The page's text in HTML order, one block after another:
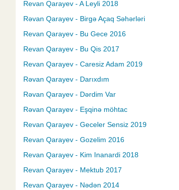
Revan Qarayev - A Leyli 2018
Rəvan Qarayev - Birgə Açaq Səhərləri
Revan Qarayev - Bu Gece 2016
Revan Qarayev - Bu Qis 2017
Revan Qarayev - Caresiz Adam 2019
Rəvan Qarayev - Darıxdım
Rəvan Qarayev - Dərdim Var
Rəvan Qarayev - Eşqinə möhtac
Revan Qarayev - Geceler Sensiz 2019
Revan Qarayev - Gozelim 2016
Revan Qarayev - Kim Inanardi 2018
Revan Qarayev - Mektub 2017
Revan Qarayev - Nədən 2014